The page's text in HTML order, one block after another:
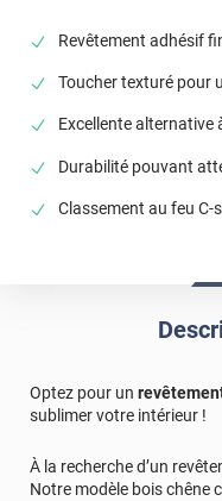
Revêtement adhésif
Toucher texturé pour
Excellente alternative
Durabilité pouvant
Classement au feu C-
Optez pour un
sublimer votre intérieur !
À la recherche d’un
Notre modèle bois chêne